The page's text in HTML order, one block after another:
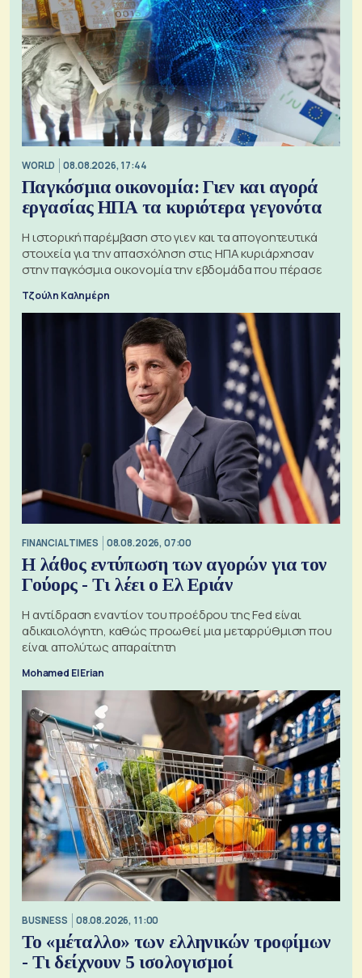
WORLD 08.08.2026, 17:44
Παγκόσμια οικονομία: Γιεν και αγορά
εργασίας ΗΠΑ τα κυριότερα γεγονότα
Η ιστορική παρέμβαση στο γιεν και τα απογοητευτικά
στοιχεία για την απασχόληση στις ΗΠΑ κυριάρχησαν
στην παγκόσμια οικονομία την εβδομάδα που πέρασε
Τζούλη Καλημέρη
FINANCIAL TIMES 08.08.2026, 07:00
Η λάθος εντύπωση των αγορών για τον
Γούορς - Τι λέει ο Ελ Εριάν
Η αντίδραση εναντίον του προέδρου της Fed είναι
αδικαιολόγητη, καθώς προωθεί μια μεταρρύθμιση που
είναι απολύτως απαραίτητη
Mohamed El Erian
BUSINESS 08.08.2026, 11:00
Το «μέταλλο» των ελληνικών τροφίμων
- Τι δείχνουν 5 ισολογισμοί